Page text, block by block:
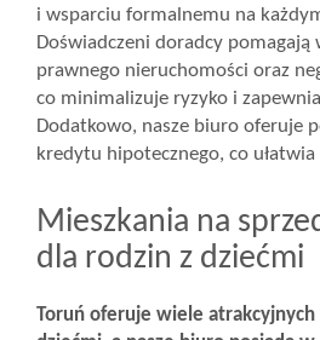
i wsparciu formalnemu na
Doświadczeni doradcy
prawnego nieruchomości oraz
co minimalizuje ryzyko i
Dodatkowo, nasze biuro oferuje
kredytu hipotecznego, co
Mieszkania na
dla rodzin z dziećmi
Toruń oferuje wiele atrakcyjnych